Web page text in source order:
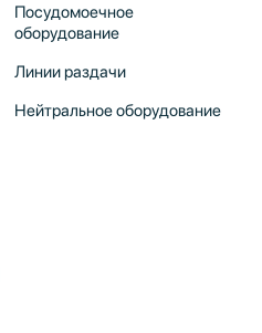
Посудомоечное
оборудование
Линии раздачи
Нейтральное оборудование